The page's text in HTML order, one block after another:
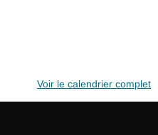
Voir le calendrier complet